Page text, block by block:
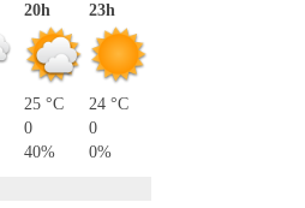
20h
25 °C
0
40%
23h
24 °C
0
0%